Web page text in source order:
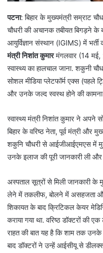
पटना: बिहार के मुख्यमंत्री सम्राट
चौधरी की अचानक तबीयत बिगड़ने के
आयुर्विज्ञान संस्थान (IGIMS) में
मंत्री निशांत कुमारमंगलवार (14
स्वास्थ्य का हालचाल जाना. शकुनी
सोशल मीडिया प्लेटफॉर्म एक्स (पहले
और उनके जल्द स्वस्थ होने की
स्वास्थ्य मंत्री निशांत कुमार ने अपने
बिहार के वरिष्ठ नेता, पूर्व मंत्री और
शकुनि चौधरी से आईजीआईएमएस में
उनके इलाज की पूरी जानकारी ली
अस्पताल सूत्रों से मिली जानकारी के
लेने में तकलीफ, बोलने में असहजता
शिकायत के बाद क्रिटिकल केयर
कराया गया था. वरिष्ठ डॉक्टरों की
राहत की बात यह है कि शाम तक
बाद डॉक्टरों ने उन्हें आईसीयू से